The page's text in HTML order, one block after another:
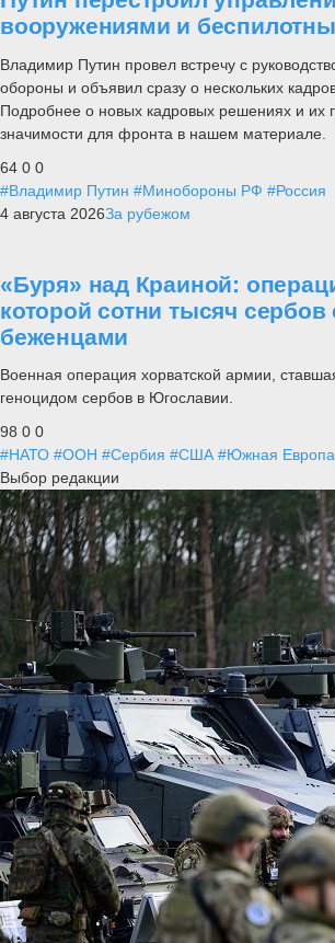
вооружениями и
Владимир Путин провел встречу с
обороны и объявил сразу о нескольких
Подробнее о новых кадровых решениях и их
значимости для фронта в нашем материале.
64 0 0
#Владимир Путин #Минобороны РФ #Россия
4 августа 2026За рубежом
«Буря» над Краиной:
которой сотни тысяч сербов
беженцами
Военная операция хорватской армии,
геноцидом сербов в Югославии.
98 0 0
#НАТО #ООН #Сербия #США #Южная Европа
Выбор редакции